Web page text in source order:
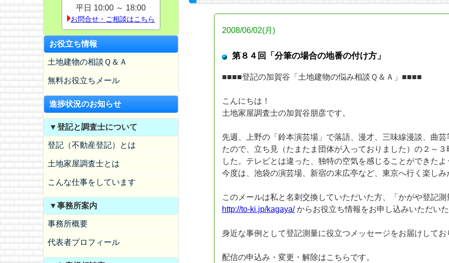
平日 10:00 ～ 18:00
お問合せ・ご相談はこちら
お役立ち情報
土地建物の相談Ｑ＆Ａ
無料お役立ちメール
進捗状況のお知らせ
▼登記と調査士について
登記（不動産登記）とは
土地家屋調査士とは
こんな仕事をしています
▼事務所案内
事務所概要
代表者プロフィール
2008/06/02(月)
第８４回「分筆の場合の地番の付け方」
■■■■登記の加賀谷「土地建物の悩み相談Ｑ＆Ａ」■■■■
こんにちは！
土地家屋調査士の加賀谷朋彦です。
先週、上野の「鈴本演芸場」で落語、漫才、三味線漫談、曲
たので、立ち見（たまたま団体が入っておりました）の２～
した。テレビとは違った、独特の空気を感じることができた
今度は、池袋の演芸場、新宿の末広亭など、東京へ行く楽し
このメールは私と名刺交換していただいた方、「かがや登記測
http://to-ki.jp/kagaya/からお役立ち情報をお申し込みいただい
身近な事例として登記測量に役立つメッセージをお届けしてお
配信の申込み・変更・解除はこちらです。